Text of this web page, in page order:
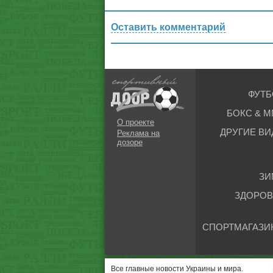
Оставить комментарий
О проекте
Реклама на
дозоре
БОКС &
ДРУГИЕ
Все главные новости Украины и мира.